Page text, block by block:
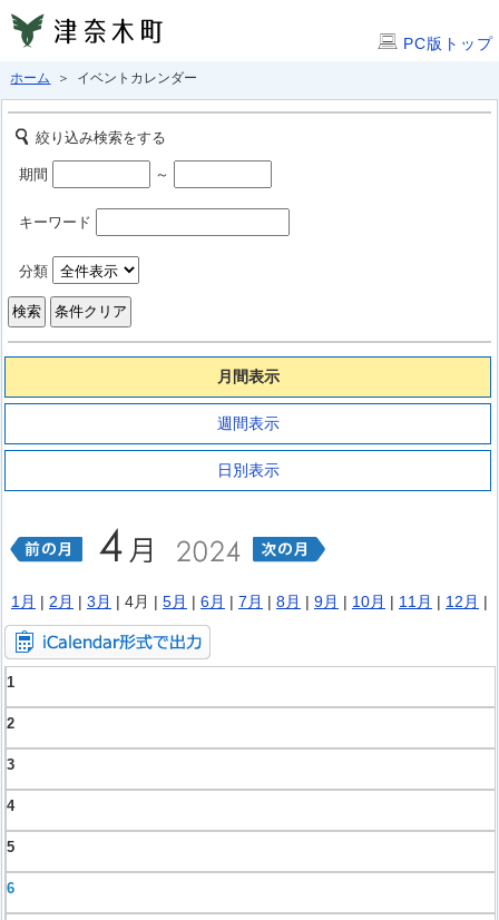
PC版トップ
ホーム ＞ イベントカレンダー
絞り込み検索をする
期間 ～
キーワード
分類
月間表示
週間表示
日別表示
1月 | 2月 | 3月 | 4月 | 5月 | 6月 | 7月 | 8月 | 9月 | 10月 | 11月 | 12月 |
1
2
3
4
5
6